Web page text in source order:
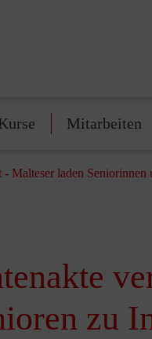
Mitarbeiten
Malteser laden
zu